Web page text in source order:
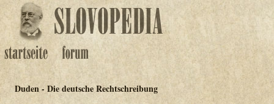
Duden - Die deutsche Rechtschreibung